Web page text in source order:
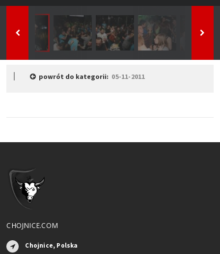
powrót do kategorii: 05-11-2011
CHOJNICE.COM
Chojnice, Polska